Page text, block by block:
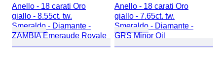
Anello - 18 carati Oro
giallo - 8.55ct. tw.
Smeraldo - Diamante -
ZAMBIA Émeraude Royale
Anello - 18 carati Oro
giallo - 7.65ct. tw.
Smeraldo - Diamante -
GRS Minor Oil